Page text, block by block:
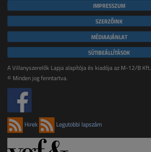
IMPRESSZUM
SZERZŐINK
MÉDIAAJÁNLAT
SÜTIBEÁLLÍTÁSOK
A Villanyszerelők Lapja alapítója és kiadója az M-12/B Kft.
© Minden jog fenntartva.
Hírek Legutóbbi lapszám